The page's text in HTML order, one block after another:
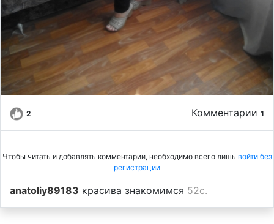
2 Комментарии 1
Чтобы читать и добавлять комментарии, необходимо всего лишь войти без
регистрации
anatoliy89183 красива знакомимся 52с.